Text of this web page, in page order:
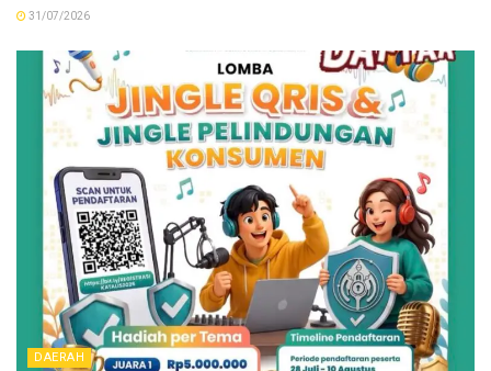
31/07/2026
DAERAH